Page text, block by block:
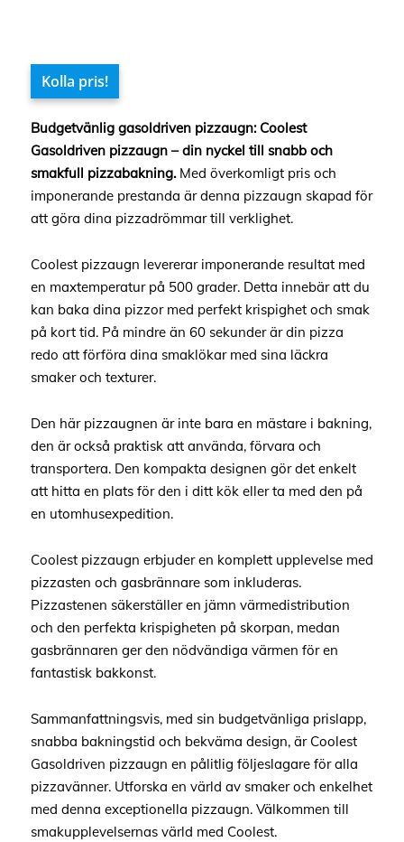
Kolla pris!
Budgetvänlig gasoldriven pizzaugn: Coolest
Gasoldriven pizzaugn – din nyckel till snabb och
smakfull pizzabakning. Med överkomligt pris och
imponerande prestanda är denna pizzaugn skapad för
att göra dina pizzadrömmar till verklighet.
Coolest pizzaugn levererar imponerande resultat med
en maxtemperatur på 500 grader. Detta innebär att du
kan baka dina pizzor med perfekt krispighet och smak
på kort tid. På mindre än 60 sekunder är din pizza
redo att förföra dina smaklökar med sina läckra
smaker och texturer.
Den här pizzaugnen är inte bara en mästare i bakning,
den är också praktisk att använda, förvara och
transportera. Den kompakta designen gör det enkelt
att hitta en plats för den i ditt kök eller ta med den på
en utomhusexpedition.
Coolest pizzaugn erbjuder en komplett upplevelse med
pizzasten och gasbrännare som inkluderas.
Pizzastenen säkerställer en jämn värmedistribution
och den perfekta krispigheten på skorpan, medan
gasbrännaren ger den nödvändiga värmen för en
fantastisk bakkonst.
Sammanfattningsvis, med sin budgetvänliga prislapp,
snabba bakningstid och bekväma design, är Coolest
Gasoldriven pizzaugn en pålitlig följeslagare för alla
pizzavänner. Utforska en värld av smaker och enkelhet
med denna exceptionella pizzaugn. Välkommen till
smakupplevelsernas värld med Coolest.